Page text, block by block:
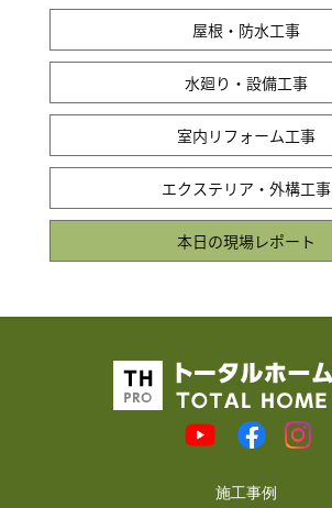
屋根・防水工事
水廻り・設備工事
室内リフォーム工事
エクステリア・外構工事
本日の現場レポート
施工事例